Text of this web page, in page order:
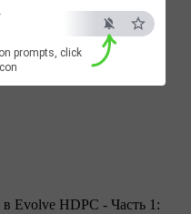
prompts, click